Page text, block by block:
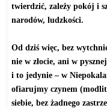
twierdzić, zależy pokój i
narodów, ludzkości.
Od dziś więc, bez
nie w złocie, ani w
i to jedynie – w
ofiarujmy czynem
siebie, bez żadnego